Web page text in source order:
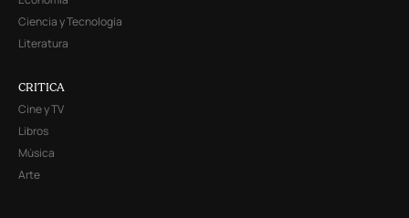
Ciencia y Tecnología
Literatura
CRITICA
Cine y TV
Libros
Música
Arte